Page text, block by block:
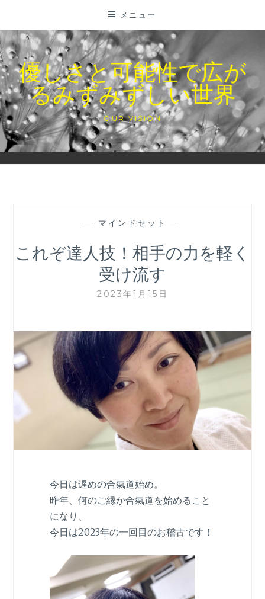
テ
ン
ツ
に
ス
キ
ッ
プ
メニュー
優しさと可能性で広が
るみずみずしい世界
OUR VISION
— マインドセット —
これぞ達人技！相手の力を軽く
受け流す
2023年1月15日
今日は遅めの合氣道始め。
昨年、何のご縁か合氣道を始めること
になり、
今日は2023年の一回目のお稽古です！